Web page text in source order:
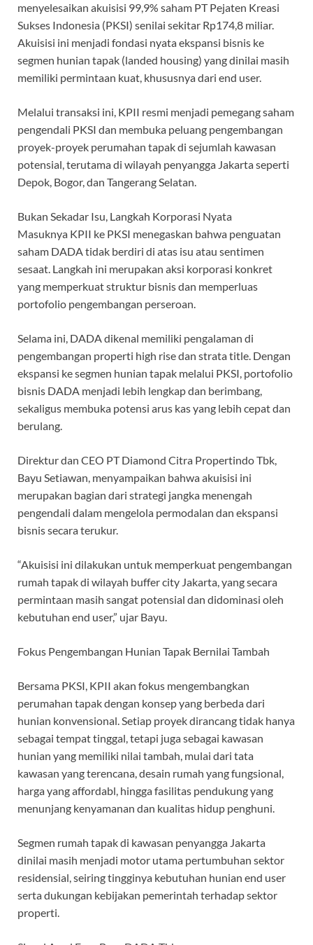
menyelesaikan akuisisi 99,9% saham PT Pejaten Kreasi
Sukses Indonesia (PKSI) senilai sekitar Rp174,8 miliar.
Akuisisi ini menjadi fondasi nyata ekspansi bisnis ke
segmen hunian tapak (landed housing) yang dinilai masih
memiliki permintaan kuat, khususnya dari end user.
Melalui transaksi ini, KPII resmi menjadi pemegang saham
pengendali PKSI dan membuka peluang pengembangan
proyek-proyek perumahan tapak di sejumlah kawasan
potensial, terutama di wilayah penyangga Jakarta seperti
Depok, Bogor, dan Tangerang Selatan.
Bukan Sekadar Isu, Langkah Korporasi Nyata
Masuknya KPII ke PKSI menegaskan bahwa penguatan
saham DADA tidak berdiri di atas isu atau sentimen
sesaat. Langkah ini merupakan aksi korporasi konkret
yang memperkuat struktur bisnis dan memperluas
portofolio pengembangan perseroan.
Selama ini, DADA dikenal memiliki pengalaman di
pengembangan properti high rise dan strata title. Dengan
ekspansi ke segmen hunian tapak melalui PKSI, portofolio
bisnis DADA menjadi lebih lengkap dan berimbang,
sekaligus membuka potensi arus kas yang lebih cepat dan
berulang.
Direktur dan CEO PT Diamond Citra Propertindo Tbk,
Bayu Setiawan, menyampaikan bahwa akuisisi ini
merupakan bagian dari strategi jangka menengah
pengendali dalam mengelola permodalan dan ekspansi
bisnis secara terukur.
“Akuisisi ini dilakukan untuk memperkuat pengembangan
rumah tapak di wilayah buffer city Jakarta, yang secara
permintaan masih sangat potensial dan didominasi oleh
kebutuhan end user,” ujar Bayu.
Fokus Pengembangan Hunian Tapak Bernilai Tambah
Bersama PKSI, KPII akan fokus mengembangkan
perumahan tapak dengan konsep yang berbeda dari
hunian konvensional. Setiap proyek dirancang tidak hanya
sebagai tempat tinggal, tetapi juga sebagai kawasan
hunian yang memiliki nilai tambah, mulai dari tata
kawasan yang terencana, desain rumah yang fungsional,
harga yang affordabl, hingga fasilitas pendukung yang
menunjang kenyamanan dan kualitas hidup penghuni.
Segmen rumah tapak di kawasan penyangga Jakarta
dinilai masih menjadi motor utama pertumbuhan sektor
residensial, seiring tingginya kebutuhan hunian end user
serta dukungan kebijakan pemerintah terhadap sektor
properti.